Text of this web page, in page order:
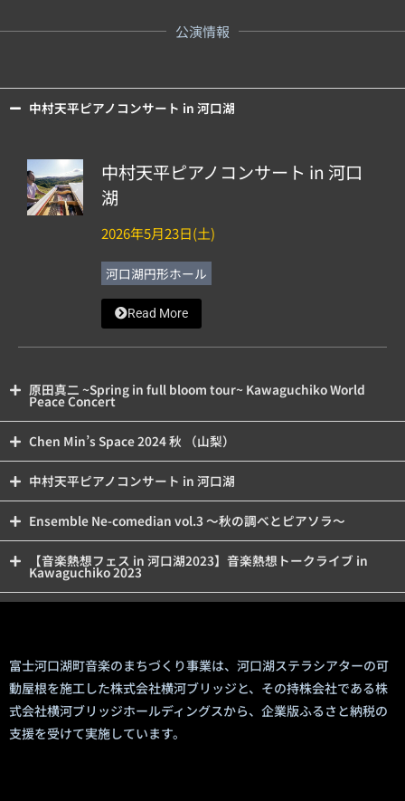
公演情報
中村天平ピアノコンサート in 河口湖
中村天平ピアノコンサート in 河口
湖
2026年5月23日(土)
河口湖円形ホール
Read More
原田真二 ~Spring in full bloom tour~ Kawaguchiko World
Peace Concert
Chen Min’s Space 2024 秋 （山梨）
中村天平ピアノコンサート in 河口湖
Ensemble Ne-comedian vol.3 ～秋の調べとピアソラ～
【音楽熱想フェス in 河口湖2023】音楽熱想トークライブ in
Kawaguchiko 2023
富士河口湖町音楽のまちづくり事業は、河口湖ステラシアターの可
動屋根を施工した株式会社横河ブリッジと、その持株会社である株
式会社横河ブリッジホールディングスから、企業版ふるさと納税の
支援を受けて実施しています。